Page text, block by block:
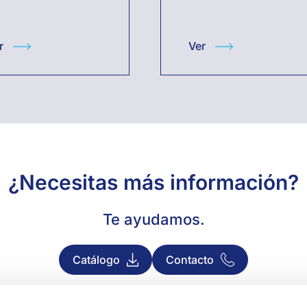
Ver
¿Necesitas más información?
Te ayudamos.
Catálogo Contacto